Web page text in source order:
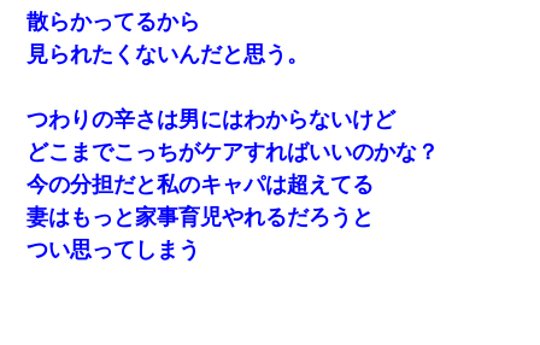
【GJ!】会社から帰宅中、広い駐車場にエンジンかけっ放しの車を
発見。しかも「ヒィ～」みたいな声も聞こえてきたので気になっ
て近寄ったら女の子がおっさんの下敷きになってた
とっさに女児を捕まえたら変質者扱いされた。母親「あっち行っ
てよ！気持ち悪い！（ｼｯｼｯ」→ 後日、俺を見つけた母親がすっ飛
んできて・・・
妻と同居し始めたときから、よく妻が「どこかで音漏れしてな
い？音楽聞こえる」と言っていて…
散らかってるから
見られたくないんだと思う。
つわりの辛さは男にはわからないけど
どこまでこっちがケアすればいいのかな？
今の分担だと私のキャパは超えてる
妻はもっと家事育児やれるだろうと
つい思ってしまう